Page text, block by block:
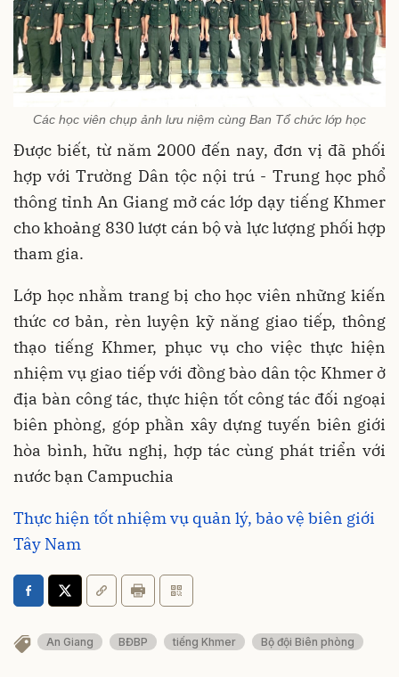
Các học viên chụp ảnh lưu niệm cùng Ban Tổ chức lớp học
Được biết, từ năm 2000 đến nay, đơn vị đã phối
hợp với Trường Dân tộc nội trú - Trung học phổ
thông tỉnh An Giang mở các lớp dạy tiếng Khmer
cho khoảng 830 lượt cán bộ và lực lượng phối hợp
tham gia.
Lớp học nhằm trang bị cho học viên những kiến
thức cơ bản, rèn luyện kỹ năng giao tiếp, thông
thạo tiếng Khmer, phục vụ cho việc thực hiện
nhiệm vụ giao tiếp với đồng bào dân tộc Khmer ở
địa bàn công tác, thực hiện tốt công tác đối ngoại
biên phòng, góp phần xây dựng tuyến biên giới
hòa bình, hữu nghị, hợp tác cùng phát triển với
nước bạn Campuchia
Thực hiện tốt nhiệm vụ quản lý, bảo vệ biên giới
Tây Nam
An Giang BĐBP tiếng Khmer Bộ đội Biên phòng